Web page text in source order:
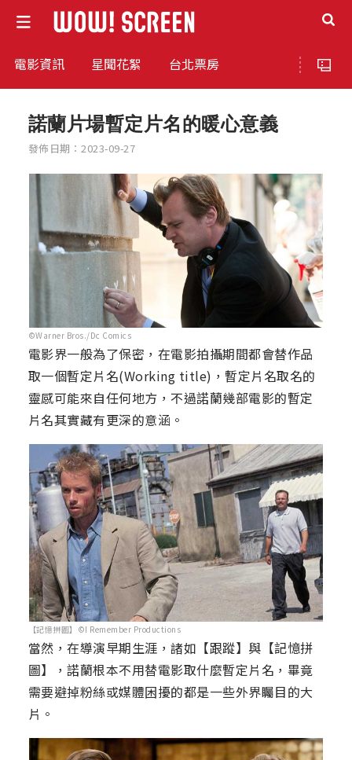
電影資訊 星聞花絮 台北票房
諾蘭片場暫定片名的暖心意義
發佈日期：2023-09-27
©Warner Bros./Dc Comics
電影界一般為了保密，在電影拍攝期間都會替作品
取一個暫定片名(Working title)，暫定片名取名的
靈感可能來自任何地方，不過諾蘭幾部電影的暫定
片名其實藏有更深的意涵。
【記憶拼圖】©I Remember Productions
當然，在導演早期生涯，諸如【跟蹤】與【記憶拼
圖】，諾蘭根本不用替電影取什麼暫定片名，畢竟
需要避掉粉絲或媒體困擾的都是一些外界矚目的大
片。